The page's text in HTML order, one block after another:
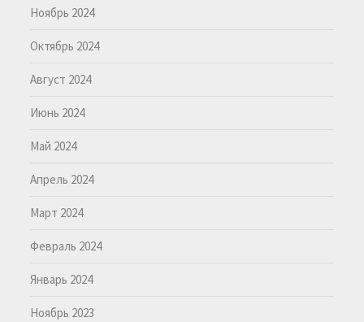
Ноябрь 2024
Октябрь 2024
Август 2024
Июнь 2024
Май 2024
Апрель 2024
Март 2024
Февраль 2024
Январь 2024
Ноябрь 2023